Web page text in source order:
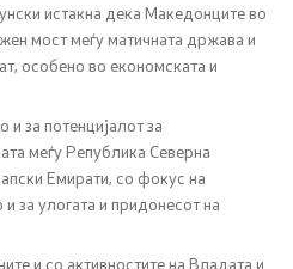
излез и патни одобренија
истакна дека Македонците во
мост меѓу матичната држава и
особено во економската и
за потенцијалот за
меѓу Република Северна
Емирати, со фокус на
и за улогата и придонесот на
и со активностите на Владата и